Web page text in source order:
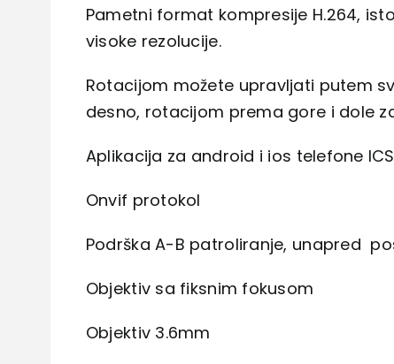
Pametni format kompresije H.264,
visoke rezolucije.
Rotacijom možete upravljati putem
desno, rotacijom prema gore i dole
Aplikacija za android i ios telefone
Onvif protokol
Podrška A-B patroliranje, unapred
Objektiv sa fiksnim fokusom
Objektiv 3.6mm